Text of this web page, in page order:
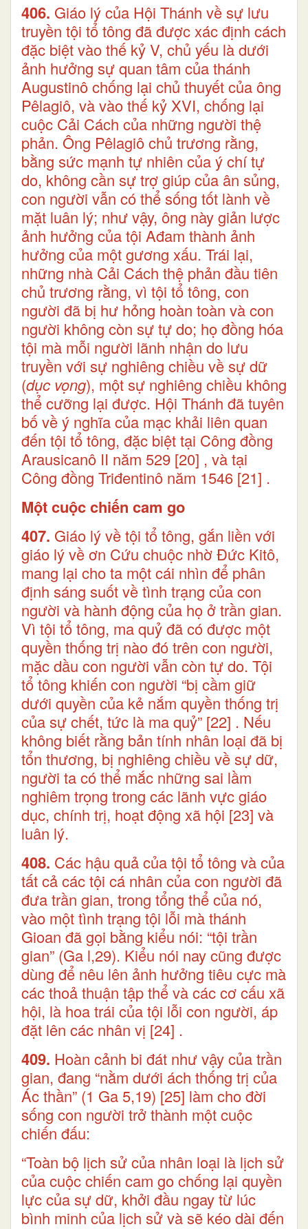
406. Giáo lý của Hội Thánh về sự lưu
truyền tội tổ tông đã được xác định cách
đặc biệt vào thế kỷ V, chủ yếu là dưới
ảnh hưởng sự quan tâm của thánh
Augustinô chống lại chủ thuyết của ông
Pêlagiô, và vào thế kỷ XVI, chống lại
cuộc Cải Cách của những người thệ
phản. Ông Pêlagiô chủ trương rằng,
bằng sức mạnh tự nhiên của ý chí tự
do, không cần sự trợ giúp của ân sủng,
con người vẫn có thể sống tốt lành về
mặt luân lý; như vậy, ông này giản lược
ảnh hưởng của tội Ađam thành ảnh
hưởng của một gương xấu. Trái lại,
những nhà Cải Cách thệ phản đầu tiên
chủ trương rằng, vì tội tổ tông, con
người đã bị hư hỏng hoàn toàn và con
người không còn sự tự do; họ đồng hóa
tội mà mỗi người lãnh nhận do lưu
truyền với sự nghiêng chiều về sự dữ
(dục vọng), một sự nghiêng chiều không
thể cưỡng lại được. Hội Thánh đã tuyên
bố về ý nghĩa của mạc khải liên quan
đến tội tổ tông, đặc biệt tại Công đồng
Arausicanô II năm 529 [20] , và tại
Công đồng Triđentinô năm 1546 [21] .
Một cuộc chiến cam go
407. Giáo lý về tội tổ tông, gắn liền với
giáo lý về ơn Cứu chuộc nhờ Đức Kitô,
mang lại cho ta một cái nhìn để phân
định sáng suốt về tình trạng của con
người và hành động của họ ở trần gian.
Vì tội tổ tông, ma quỷ đã có được một
quyền thống trị nào đó trên con người,
mặc dầu con người vẫn còn tự do. Tội
tổ tông khiến con người “bị cầm giữ
dưới quyền của kẻ nắm quyền thống trị
của sự chết, tức là ma quỷ” [22] . Nếu
không biết rằng bản tính nhân loại đã bị
tổn thương, bị nghiêng chiều về sự dữ,
người ta có thể mắc những sai lầm
nghiêm trọng trong các lãnh vực giáo
dục, chính trị, hoạt động xã hội [23] và
luân lý.
408. Các hậu quả của tội tổ tông và của
tất cả các tội cá nhân của con người đã
đưa trần gian, trong tổng thể của nó,
vào một tình trạng tội lỗi mà thánh
Gioan đã gọi bằng kiểu nói: “tội trần
gian” (Ga l,29). Kiểu nói nay cũng được
dùng để nêu lên ảnh hưởng tiêu cực mà
các thoả thuận tập thể và các cơ cấu xã
hội, là hoa trái của tội lỗi con người, áp
đặt lên các nhân vị [24] .
409. Hoàn cảnh bi đát như vậy của trần
gian, đang “nằm dưới ách thống trị của
Ác thần” (1 Ga 5,19) [25] làm cho đời
sống con người trở thành một cuộc
chiến đấu:
“Toàn bộ lịch sử của nhân loại là lịch sử
của cuộc chiến cam go chống lại quyền
lực của sự dữ, khởi đầu ngay từ lúc
bình minh của lịch sử và sẽ kéo dài đến